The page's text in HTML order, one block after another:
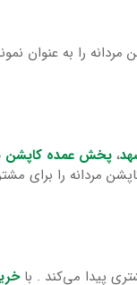
را به عنوان
، پخش عمده کاپشن
مردانه را برای
پیدا می‌‌کند . با